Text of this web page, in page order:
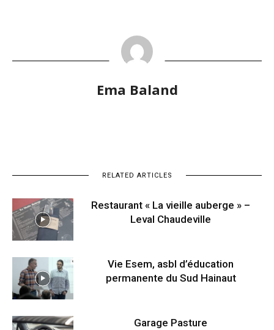
Ema Baland
RELATED ARTICLES
Restaurant « La vieille auberge » –
Leval Chaudeville
Vie Esem, asbl d’éducation
permanente du Sud Hainaut
Garage Pasture